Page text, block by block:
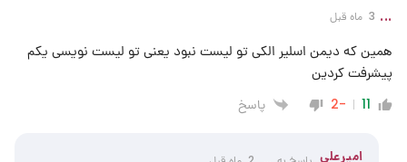
... 3 ماه قبل
همین که دیمن اسلیر الکی تو لیست نبود یعنی تو لیست نویسی یکم
پیشرفت کردین
11
-2 پاسخ
امیرعلی